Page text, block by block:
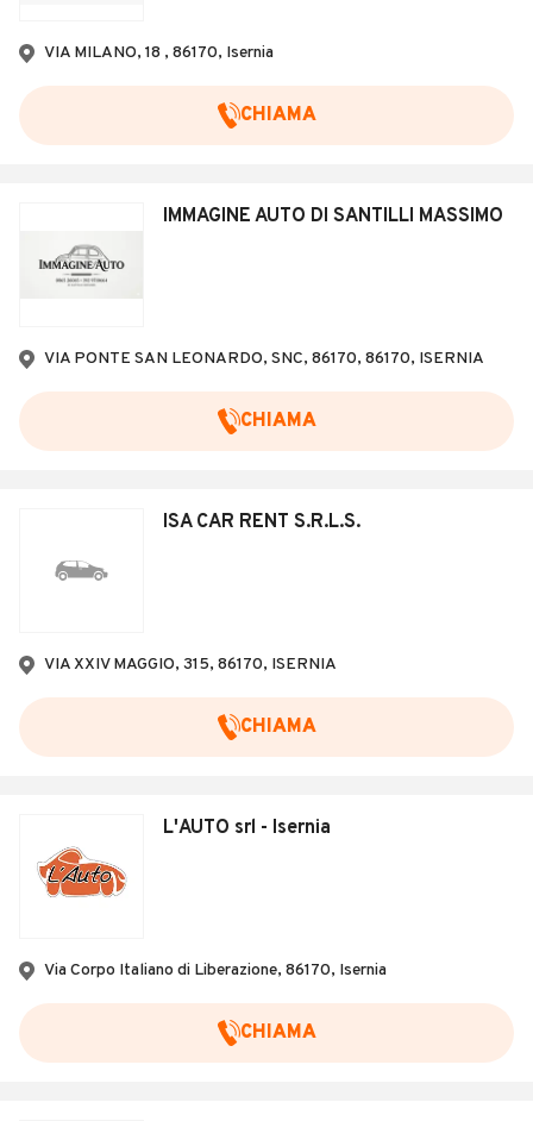
VIA MILANO, 18 , 86170, Isernia
CHIAMA
IMMAGINE AUTO DI SANTILLI MASSIMO
VIA PONTE SAN LEONARDO, SNC, 86170, 86170, ISERNIA
CHIAMA
ISA CAR RENT S.R.L.S.
VIA XXIV MAGGIO, 315, 86170, ISERNIA
CHIAMA
L'AUTO srl - Isernia
Via Corpo Italiano di Liberazione, 86170, Isernia
CHIAMA